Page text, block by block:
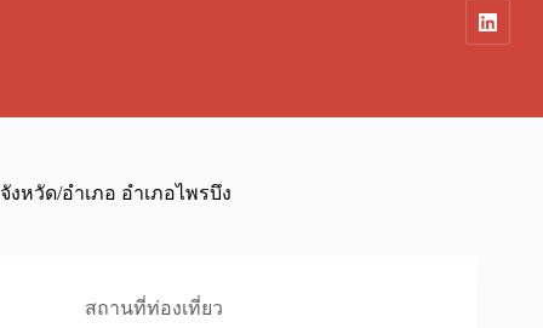
จังหวัด/อำเภอ อำเภอไพรบึง
สถานที่ท่องเที่ยว